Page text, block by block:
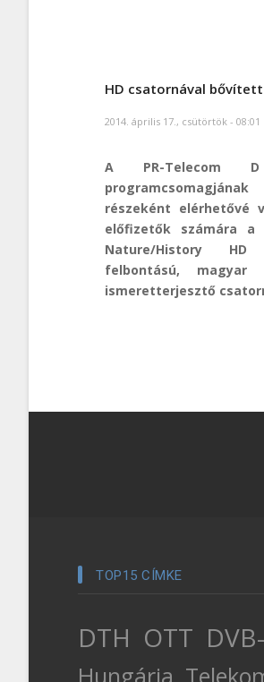
HD csatornával bővített
2014. április 17., csütörtök - 08:01
A PR-Telecom
programcsomagjának
részeként elérhetővé
előfizetők számára a
Nature/History HD
felbontású, magyar
ismeretterjesztő
TOP15 CÍMKE
DTH OTT